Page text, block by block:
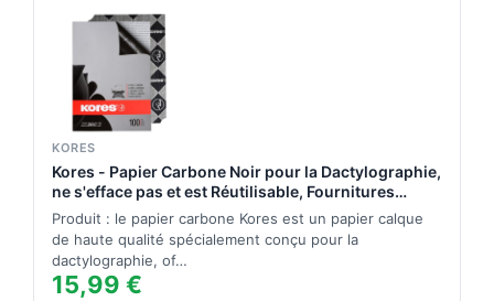
KORES
Kores - Papier Carbone Noir pour la Dactylographie,
ne s'efface pas et est Réutilisable, Fournitures
Scolaires et de Bureau, Format A4, 21 x 29,7 cm,
Paquet de 100 Feuilles
Produit : le papier carbone Kores est un papier calque
de haute qualité spécialement conçu pour la
dactylographie, of…
15,99 €